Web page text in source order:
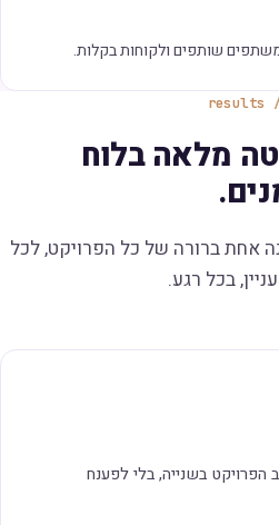
results
מלאה בלוח
אחת ברורה של כל הפרויקט, לכל
בכל רגע.
בשנייה, בלי לפענח